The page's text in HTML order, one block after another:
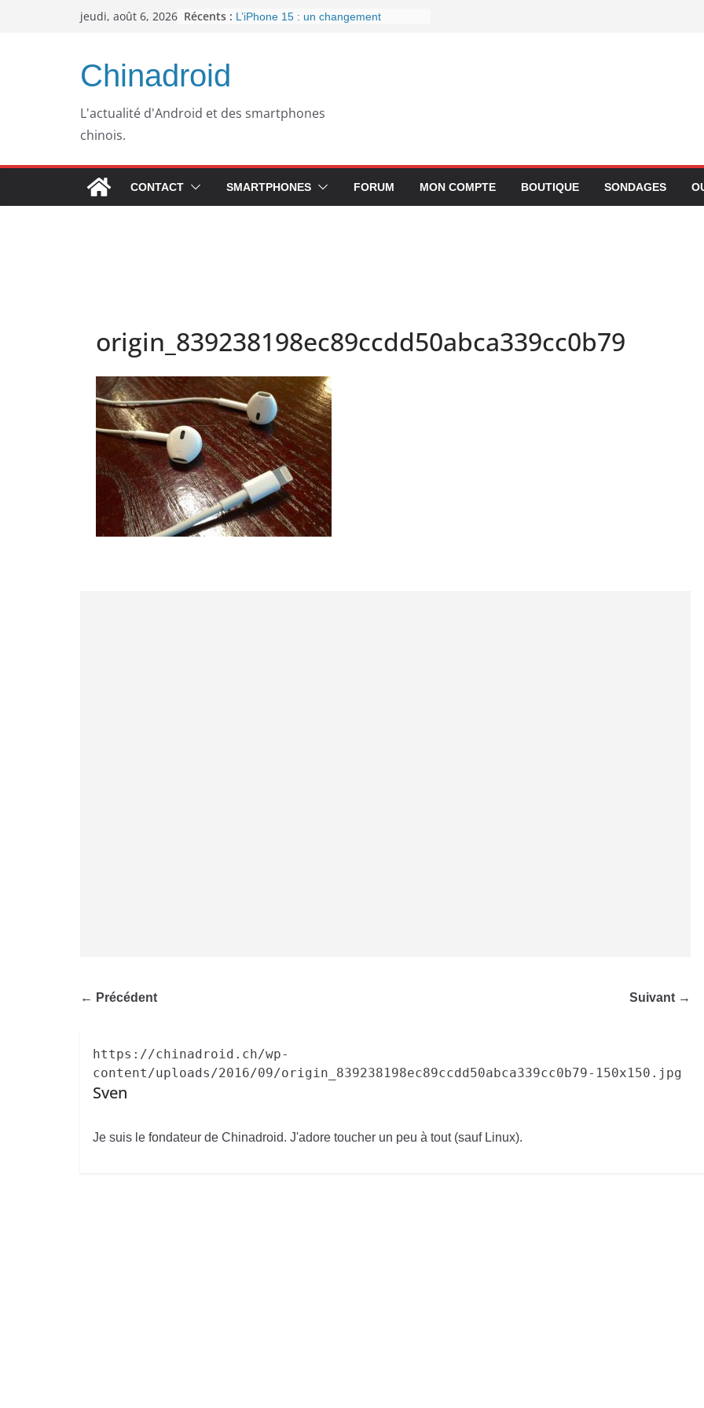
jeudi, août 6, 2026 Récents : L’iPhone 15 : un changement
septembre 2023
Chinadroid
L'actualité d'Android et des smartphones
chinois.
CONTACT SMARTPHONES FORUM MON COMPTE BOUTIQUE SONDAGES
origin_839238198ec89ccdd50abca339cc0b79
← Précédent Suivant →
https://chinadroid.ch/wp-
content/uploads/2016/09/origin_839238198ec89ccdd50abca339cc0b79-150x150.jpg
Sven
Je suis le fondateur de Chinadroid. J'adore toucher un peu à tout (sauf Linux).